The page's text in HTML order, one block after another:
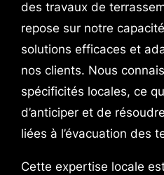
des travaux de
repose sur notre
solutions efficaces et
nos clients. Nous
spécificités locales, ce
d’anticiper et de
liées à l’évacuation des
Cette expertise locale